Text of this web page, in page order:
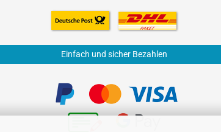
Einfach und sicher Bezahlen